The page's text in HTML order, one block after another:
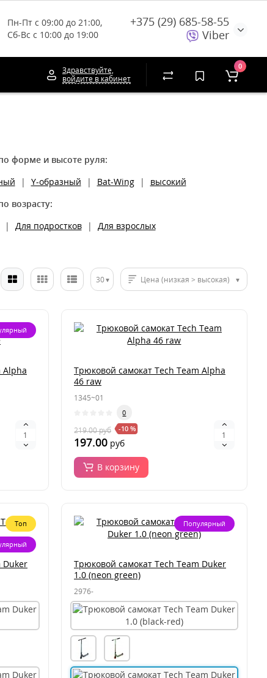
Пн-Пт с 09:00 до 21:00,
Сб-Вс с 10:00 до 19:00
+375 (29) 685-58-55
Viber
Здравствуйте,
войдите в кабинет
0
форме и высоте руля:
| Y-образный | Bat-Wing |
высокий
возрасту:
| Для подростков | Для взрослых
30 Цена (низкая > высокая)
Alpha
Трюковой самокат Tech Team Alpha
46 raw
1345~01
0
219.00руб -10 %
197.00руб
В корзину
Топ
Duker
Популярный
Трюковой самокат Tech Team Duker
1.0 (neon green)
2976-